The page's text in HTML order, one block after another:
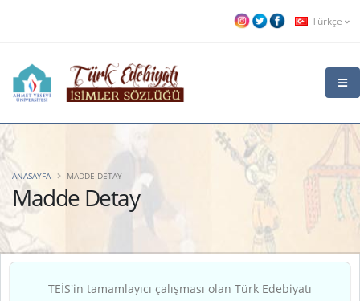
Türkçe
Madde Detay
ANASAYFA MADDE DETAY
TEİS'in tamamlayıcı çalışması olan Türk Edebiyatı